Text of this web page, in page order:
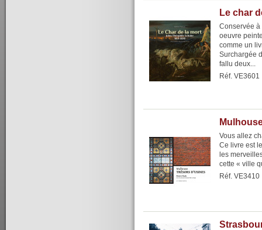
Le char
Conservée
oeuvre
comme un
Surchargée
fallu deux...
Réf. VE3601
Vous allez
Ce livre est
les
cette « ville
Réf. VE3410